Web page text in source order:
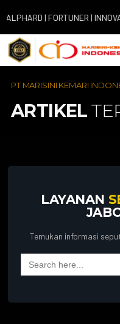
| FORTUNER | INNOVA
PT MARISINI KEMARI
ARTIKEL
LAYANAN
Temukan informasi
Search
for: